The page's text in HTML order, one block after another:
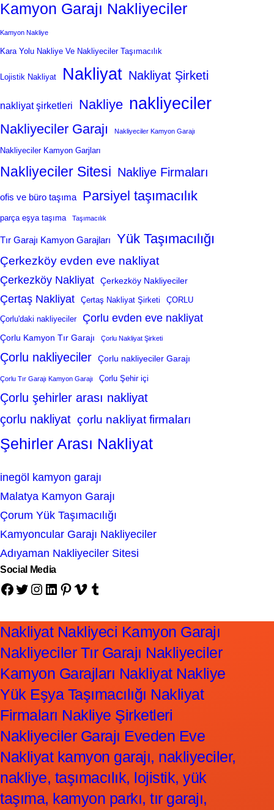
Kamyon Garajı Nakliyeciler
Kamyon Nakliye
Kara Yolu Nakliye Ve Nakliyeciler Taşımacılık
Lojistik Nakliyat Nakliyat Nakliyat Şirketi
nakliyat şirketleri Nakliye nakliyeciler
Nakliyeciler Garajı Nakliyeciler Kamyon Garajı
Nakliyeciler Kamyon Garjları
Nakliyeciler Sitesi Nakliye Firmaları
ofis ve büro taşıma Parsiyel taşımacılık
parça eşya taşıma Taşımacılık
Tır Garajı Kamyon Garajları Yük Taşımacılığı
Çerkezköy evden eve nakliyat
Çerkezköy Nakliyat Çerkezköy Nakliyeciler
Çertaş Nakliyat Çertaş Nakliyat Şirketi ÇORLU
Çorlu'daki nakliyeciler Çorlu evden eve nakliyat
Çorlu Kamyon Tır Garajı Çorlu Nakliyat Şirketi
Çorlu nakliyeciler Çorlu nakliyeciler Garajı
Çorlu Tır Garajı Kamyon Garajı Çorlu Şehir içi
Çorlu şehirler arası nakliyat
çorlu nakliyat çorlu nakliyat firmaları
Şehirler Arası Nakliyat
inegöl kamyon garajı
Malatya Kamyon Garajı
Çorum Yük Taşımacılığı
Kamyoncular Garajı Nakliyeciler
Adıyaman Nakliyeciler Sitesi
Social Media
Facebook Twitter Instagram LinkedIn Pinterest Vimeo Tumblr
Nakliyat Nakliyeci Kamyon Garajı
Nakliyeciler Tır Garajı Nakliyeciler
Kamyon Garajları Nakliyat Nakliye
Yük Eşya Taşımacılığı Nakliyat
Firmaları Nakliye Şirketleri
Nakliyeciler Garajı Eveden Eve
Nakliyat kamyon garajı, nakliyeciler,
nakliye, taşımacılık, lojistik, yük
taşıma, kamyon parkı, tır garajı,